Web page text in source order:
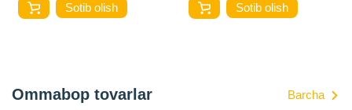
Sotib olish Sotib olish
Ommabop tovarlar Barcha